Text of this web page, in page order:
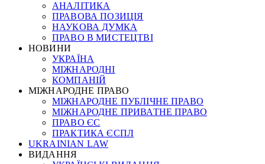
АНАЛІТИКА
ПРАВОВА ПОЗИЦІЯ
НАУКОВА ДУМКА
ПРАВО В МИСТЕЦТВІ
НОВИНИ
УКРАЇНА
МІЖНАРОДНІ
КОМПАНІЙ
МІЖНАРОДНЕ ПРАВО
МІЖНАРОДНЕ ПУБЛІЧНЕ ПРАВО
МІЖНАРОДНЕ ПРИВАТНЕ ПРАВО
ПРАВО ЄС
ПРАКТИКА ЄСПЛ
UKRAINIAN LAW
ВИДАННЯ